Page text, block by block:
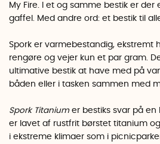
My Fire. I et og samme bestik er der
gaffel. Med andre ord: et bestik til
Spork er varmebestandig, ekstremt
rengøre og vejer kun et par gram.
ultimative bestik at have med på
båden eller i tasken sammen med
Spork Titaniumer bestiks svar på en
er lavet af rustfrit børstet titanium
i ekstreme klimaer som i